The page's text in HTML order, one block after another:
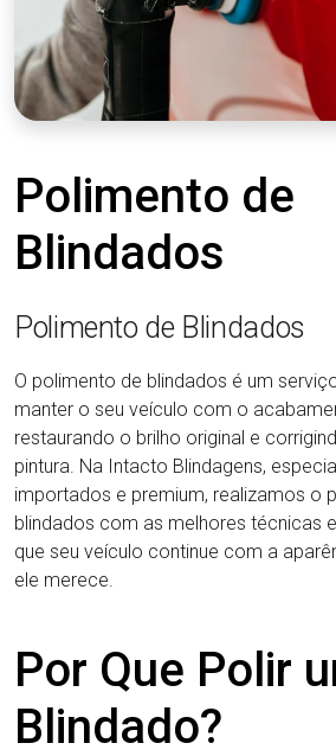
Polimento de
Blindados
Polimento de Blindados
O polimento de blindados é um
manter o seu veículo com o
restaurando o brilho original e
pintura. Na Intacto Blindagens,
importados e premium, realizamos o
blindados com as melhores técnicas
que seu veículo continue com a
ele merece.
Por Que Polir
Blindado?